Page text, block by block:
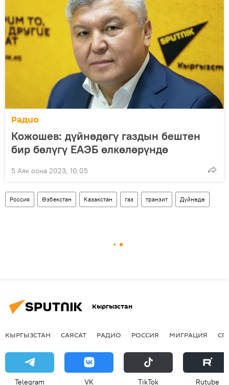
Радио
Кожошев: дүйнөдөгү газдын бештен
бир бөлүгү ЕАЭБ өлкөлөрүндө
5 Аяк оона 2023, 10:05
Россия Өзбекстан Казакстан газ транзит Дүйнөдө
Кыргызстан
КЫРГЫЗСТАН САЯСАТ РАДИО РОССИЯ МИГРАЦИЯ
Telegram VK ТikТоk Rutube